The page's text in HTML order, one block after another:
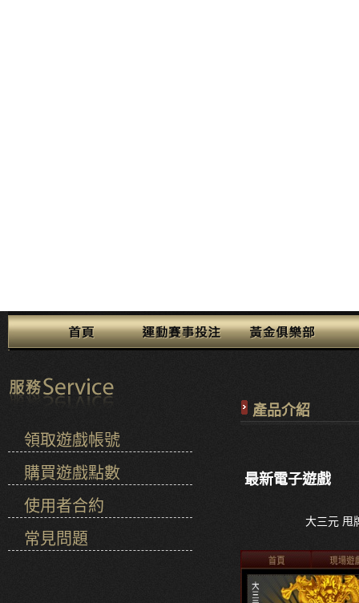
領取遊戲帳號
購買遊戲點數
使用者合約
常見問題
產品介紹
最新電子遊戲
大三元 甩